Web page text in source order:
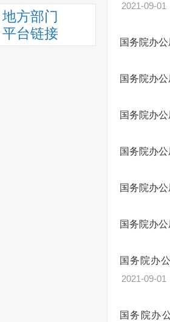
地方部门
平台链接
2021-09-01
国务院办
国务院办
国务院办
国务院办
国务院办
国务院办
国务院办
2021-09-01
国务院办